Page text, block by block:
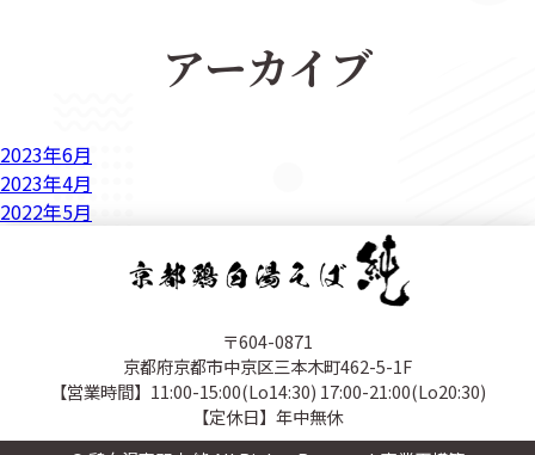
アーカイブ
2023年6月
2023年4月
2022年5月
〒604-0871
京都府京都市中京区三本木町462-5-1F
【営業時間】11:00-15:00(Lo14:30) 17:00-21:00(Lo20:30)
【定休日】年中無休